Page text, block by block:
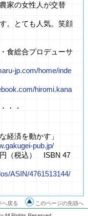
家の女性人が交替
。とても人気。笑顔
食総合プロデューサ
jp.com/home/inde
hiromi.kana
・・
経済を動かす」
pub.jp/
（税込） ISBN 47
ASIN/4761513144/
へ戻る このページの先頭へ